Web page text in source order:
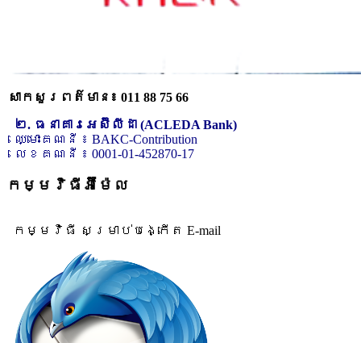
សាកសួរពត៌មាន៖ 011 88 75 66
២. ធនាគារអេស៊ីលីដា (ACLEDA Bank)
ឈ្មោះគណនី ៖ BAKC-Contribution
លេខគណនី ៖ 0001-01-452870-17
កម្មវិធីអ៊ីម៉ែល
កម្មវិធី សម្រាប់បង្កើត E-mail